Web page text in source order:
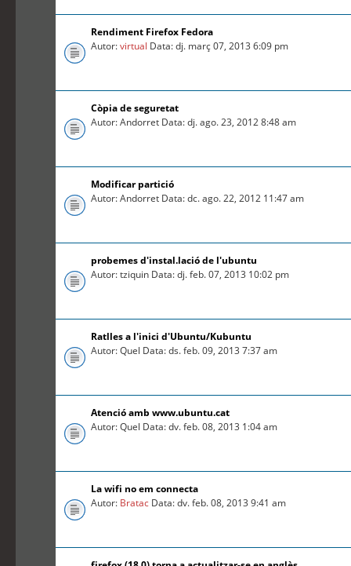
Rendiment Firefox Fedora
Autor:virtual Data: dj. març 07, 2013 6:09 pm
Còpia de seguretat
Autor: Andorret Data: dj. ago. 23, 2012 8:48 am
Modificar partició
Autor: Andorret Data: dc. ago. 22, 2012 11:47 am
probemes d'instal.lació de l'ubuntu
Autor: tziquin Data: dj. feb. 07, 2013 10:02 pm
Ratlles a l'inici d'Ubuntu/Kubuntu
Autor: Quel Data: ds. feb. 09, 2013 7:37 am
Atenció amb www.ubuntu.cat
Autor: Quel Data: dv. feb. 08, 2013 1:04 am
La wifi no em connecta
Autor: Bratac Data: dv. feb. 08, 2013 9:41 am